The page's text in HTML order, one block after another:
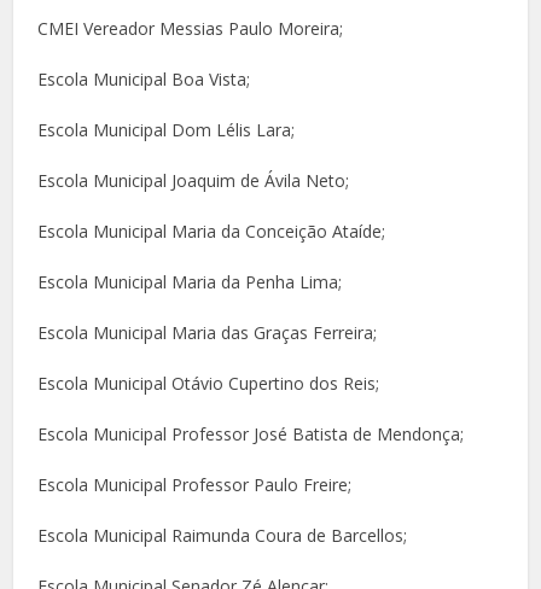
CMEI Vereador Messias Paulo Moreira;
Escola Municipal Boa Vista;
Escola Municipal Dom Lélis Lara;
Escola Municipal Joaquim de Ávila Neto;
Escola Municipal Maria da Conceição Ataíde;
Escola Municipal Maria da Penha Lima;
Escola Municipal Maria das Graças Ferreira;
Escola Municipal Otávio Cupertino dos Reis;
Escola Municipal Professor José Batista de Mendonça;
Escola Municipal Professor Paulo Freire;
Escola Municipal Raimunda Coura de Barcellos;